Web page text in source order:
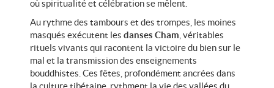
Peut-on encore voyager
sereinement aujourd’hui ?
où spiritualité et célébration se mêlent.
Au rythme des tambours et des trompes, les moines
masqués exécutent les danses Cham , véritables
rituels vivants qui racontent la victoire du bien sur le
mal et la transmission des enseignements
bouddhistes. Ces fêtes, profondément ancrées dans
la culture tibétaine, rythment la vie des vallées du